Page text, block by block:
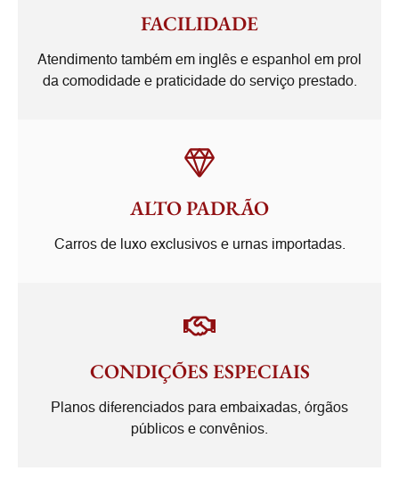
FACILIDADE
Atendimento também em inglês e espanhol em prol
da comodidade e praticidade do serviço prestado.
ALTO PADRÃO
Carros de luxo exclusivos e urnas importadas.
CONDIÇÕES ESPECIAIS
Planos diferenciados para embaixadas, órgãos
públicos e convênios.